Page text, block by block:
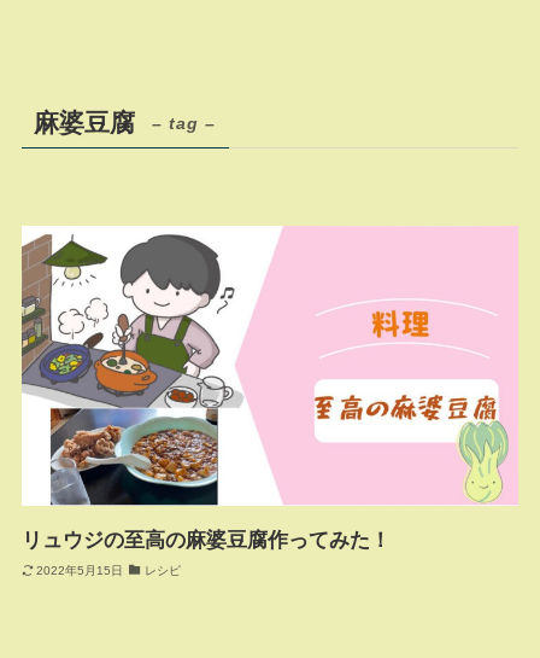
麻婆豆腐 – tag –
リュウジの至高の麻婆豆腐作ってみた！
2022年5月15日 レシピ